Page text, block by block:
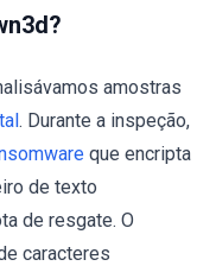
amostras
. Durante a inspeção,
que encripta
de texto
de resgate. O
caracteres